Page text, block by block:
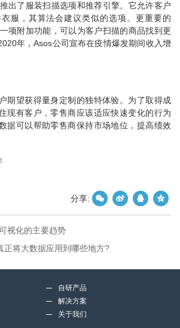
出了服装扫描选项和推荐引擎。它允许客户
服，其算法会建议类似的选项。更重要的
项附加功能，可以为客户扫描的商品找到更
年，Asos公司宣布在疫情爆发期间收入增
期望获得量身定制的独特体验。为了取得成
现有客户，零售商应该适应快速变化的行为
据可以帮助零售商保持市场地位，提高绩效
分享:
视化的主要趋势
正将大数据应用到哪些地方?
自研产品
解决方案
关于我们